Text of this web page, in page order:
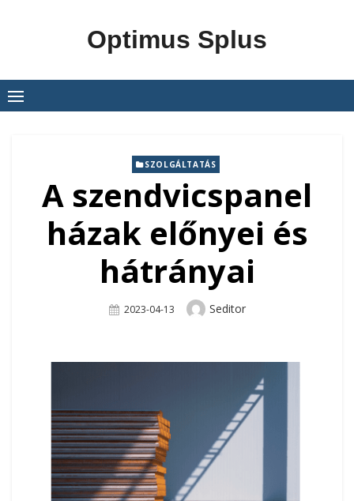
Optimus Splus
SZOLGÁLTATÁS
A szendvicspanel
házak előnyei és
hátrányai
Posted
2023-04-13 Author
Seditor